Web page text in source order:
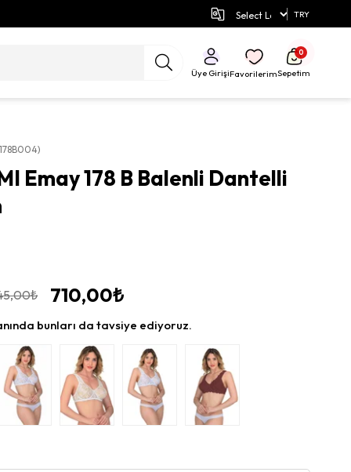
TRY
Üye GirişiFavorilerimSepetim
0
Emay 178 B Balenli Dantelli
710,00₺
bunları da tavsiye ediyoruz.